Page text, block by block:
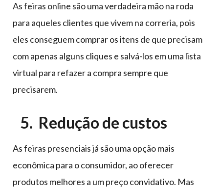
As feiras online são uma verdadeira mão na roda
para aqueles clientes que vivem na correria, pois
eles conseguem comprar os itens de que precisam
com apenas alguns cliques e salvá-los em uma lista
virtual para refazer a compra sempre que
precisarem.
5. Redução de custos
As feiras presenciais já são uma opção mais
econômica para o consumidor, ao oferecer
produtos melhores a um preço convidativo. Mas